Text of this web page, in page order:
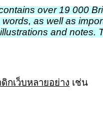
over 19 000
as well as
and
กเว็บหลายอย่าง เช่น